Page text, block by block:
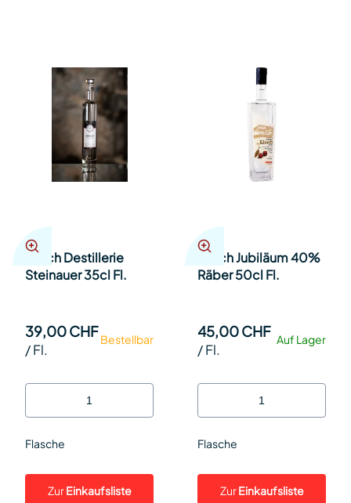
Kirsch Destillerie
Steinauer 35cl Fl.
Bestellbar
39,00 CHF
/Fl.
Flasche
ZurEinkaufsliste
Kirsch Jubiläum 40%
Räber 50cl Fl.
Auf Lager
45,00 CHF
/Fl.
Flasche
ZurEinkaufsliste